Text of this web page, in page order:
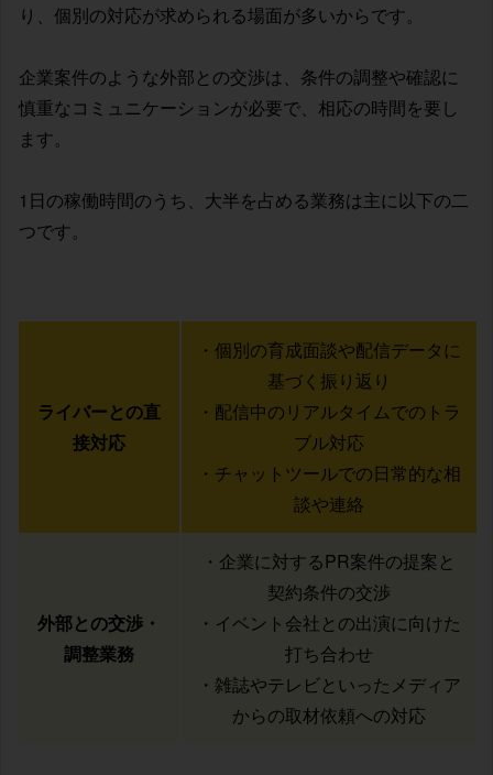
り、個別の対応が求められる場面が多いからです。
企業案件のような外部との交渉は、条件の調整や確認に
慎重なコミュニケーションが必要で、相応の時間を要し
ます。
1日の稼働時間のうち、大半を占める業務は主に以下の二
つです。
ライバーとの直
接対応
・個別の育成面談や配信データに
基づく振り返り
・配信中のリアルタイムでのトラ
ブル対応
・チャットツールでの日常的な相
談や連絡
外部との交渉・
調整業務
・企業に対するPR案件の提案と
契約条件の交渉
・イベント会社との出演に向けた
打ち合わせ
・雑誌やテレビといったメディア
からの取材依頼への対応